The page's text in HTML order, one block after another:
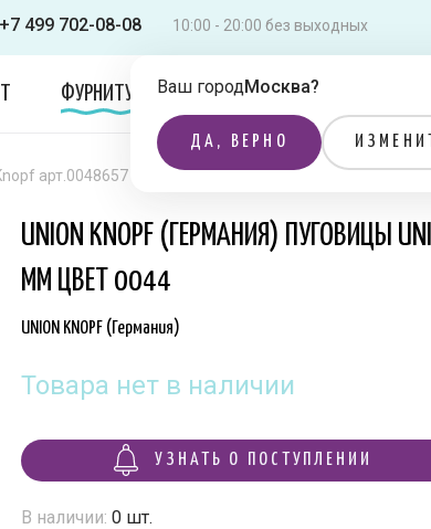
+7 499 702-08-08 10:00 - 20:00 без выходных
Ваш городМосква?
ДА, ВЕРНО
ФУРНИТУРА ОДЕЖДА ЛИТЕРАТУРА
арт.0048657 030 мм цвет 0044
UNION KNOPF (ГЕРМАНИЯ) ПУГОВИЦЫ
ММ ЦВЕТ 0044
UNION KNOPF (Германия)
Товара нет в наличии
УЗНАТЬ О ПОСТУПЛЕНИИ
В наличии: 0 шт.